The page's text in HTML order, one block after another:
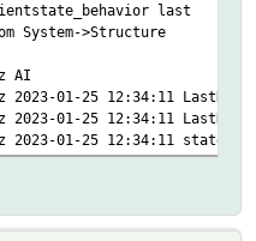
last
System->Structure
AI
01-25 12:34:11 LastDevice
01-25 12:34:11
2023-01-25 12:34:11 state AI